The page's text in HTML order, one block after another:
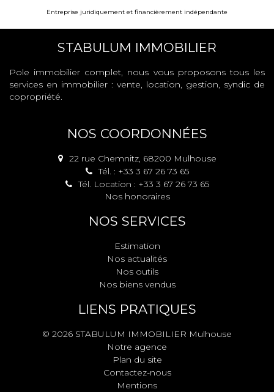
Entreprise juridiquement et financièrement indépendante
STABULUM IMMOBILIER
Pole immobilier complet, nous vous proposons tous les
services en immobilier : vente, location, gestion, syndic de
copropriété.
NOS COORDONNÉES
22 rue Chemnitz, 68200 Mulhouse
Tél. : +33 3 67 26 73 65
Tél. Location : +33 3 67 26 73 65
Nos honoraires
NOS SERVICES
Estimation
Nos actualités
Nos outils
Nos biens vendus
LIENS PRATIQUES
© 2026 STABULUM IMMOBILIER Mulhouse
Notre agence
Plan du site
Contactez-nous
Mentions